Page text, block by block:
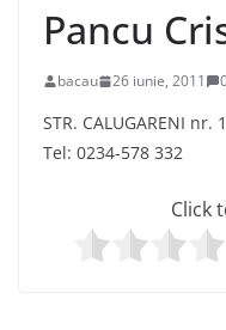
Pancu
bacau 26 iunie, 2011
STR. CALUGARENI nr.
Tel: 0234-578 332
Click